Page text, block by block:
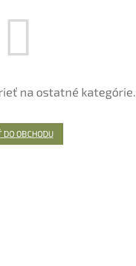
na ostatné kategórie.
DO OBCHODU